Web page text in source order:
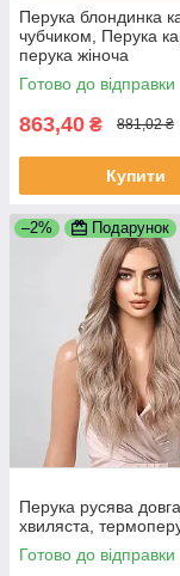
Перука блондинка
чубчиком, Перука
перука жіноча
Готово до відправки
863,40 ₴ 881,02 ₴
Купити
–2% Подарунок
Перука русява довга
хвиляста,
Готово до відправки